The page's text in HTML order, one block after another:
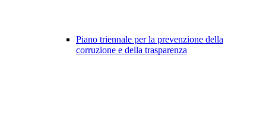
Piano triennale per la prevenzione della
corruzione e della trasparenza